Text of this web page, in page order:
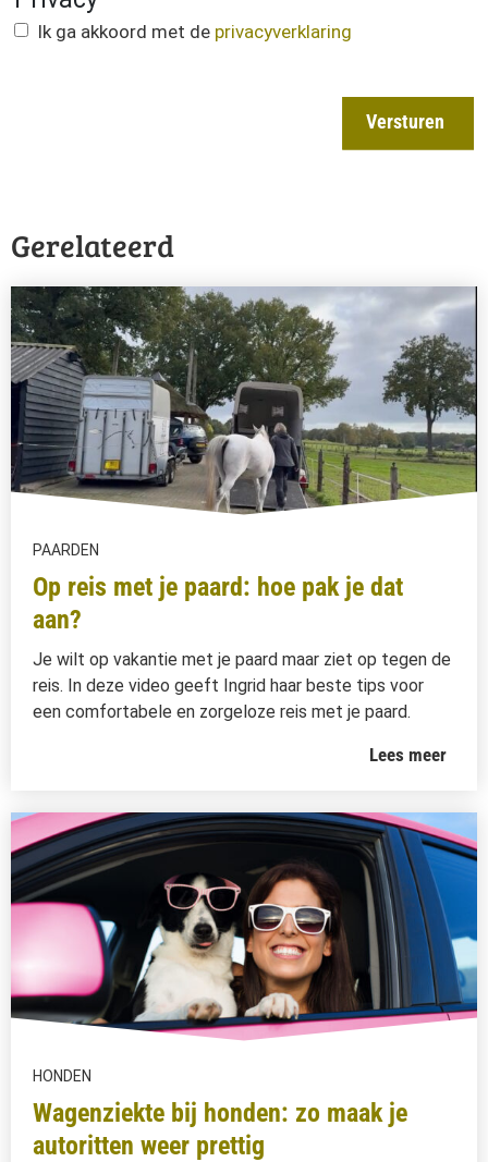
Ik ga akkoord met de privacyverklaring
Versturen
Gerelateerd
PAARDEN
Op reis met je paard: hoe pak je dat
aan?
Je wilt op vakantie met je paard maar ziet op tegen de
reis. In deze video geeft Ingrid haar beste tips voor
een comfortabele en zorgeloze reis met je paard.
Lees meer
HONDEN
Wagenziekte bij honden: zo maak je
autoritten weer prettig